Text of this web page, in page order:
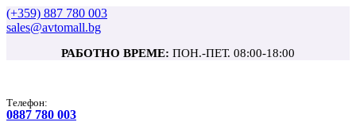
(+359) 887 780 003
sales@avtomall.bg
РАБОТНО ВРЕМЕ: ПОН.-ПЕТ. 08:00-18:00
Tелефон:
0887 780 003